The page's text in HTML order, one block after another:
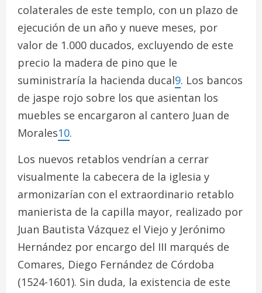
colaterales de este templo, con un plazo de
ejecución de un año y nueve meses, por
valor de 1.000 ducados, excluyendo de este
precio la madera de pino que le
suministraría la hacienda ducal9. Los bancos
de jaspe rojo sobre los que asientan los
muebles se encargaron al cantero Juan de
Morales10.
Los nuevos retablos vendrían a cerrar
visualmente la cabecera de la iglesia y
armonizarían con el extraordinario retablo
manierista de la capilla mayor, realizado por
Juan Bautista Vázquez el Viejo y Jerónimo
Hernández por encargo del III marqués de
Comares, Diego Fernández de Córdoba
(1524-1601). Sin duda, la existencia de este